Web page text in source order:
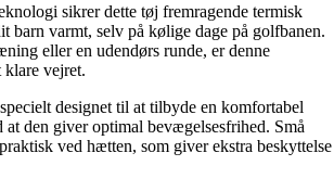
sikrer dette tøj fremragende termisk
barn varmt, selv på kølige dage på golfbanen.
eller en udendørs runde, er denne
vejret.
designet til at tilbyde en komfortabel
at den giver optimal bevægelsesfrihed. Små
ved hætten, som giver ekstra beskyttelse